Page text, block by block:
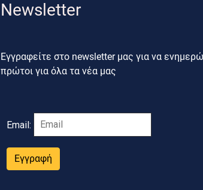
Newsletter
Εγγραφείτε στο newsletter μας για να
πρώτοι για όλα τα νέα μας
Email:
Εγγραφή